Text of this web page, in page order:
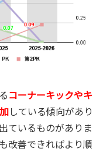
コーナーキックやキ
している傾向があり
ているものがありま
改善できればより順